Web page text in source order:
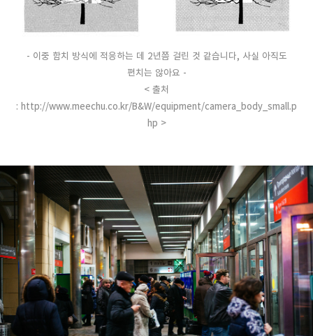
- 이중 합치 방식에 적응하는 데 2년쯤 걸린 것 같습니다, 사실 아직도
편치는 않아요 -
< 출처
: http://www.meechu.co.kr/B&W/equipment/camera_body_small.p
hp >